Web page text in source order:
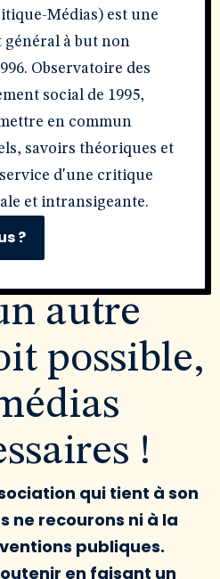
Médias) est une
à but non
Observatoire des
social de 1995,
en commun
savoirs théoriques et
d'une critique
et intransigeante.
?
autre
possible,
!
qui tient à son
ne recourons ni à la
publiques.
en faisant un